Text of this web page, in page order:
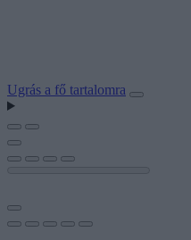
Ugrás a fő tartalomra